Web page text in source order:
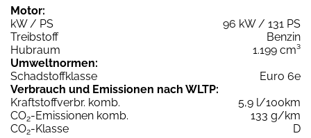
Motor:
kW / PS
96 kW / 131 PS
Treibstoff
Benzin
Hubraum
1.199 cm³
Umweltnormen:
Schadstoffklasse
Euro 6e
Verbrauch und Emissionen nach WLTP:
Kraftstoffverbr. komb.
5,9 l/100km
CO2-Emissionen komb.
133 g/km
CO2-Klasse
D